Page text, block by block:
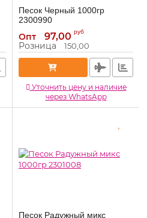
Песок Черный 1000гр
2300990
Артикул: 2300990
Опт 97,00 руб
Розница 150,00
Уточнить цену и наличие
через WhatsApp
Песок Радужный микс